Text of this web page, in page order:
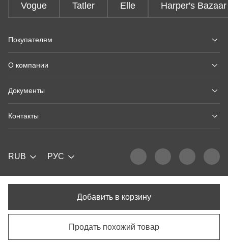
Добавить в корзину
Продать похожий товар
Vogue Tatler Elle Harper's Bazaar
Покупателям
О компании
Документы
Контакты
RUB РУС